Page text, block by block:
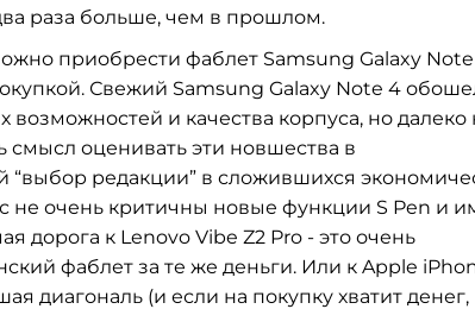
раза больше, чем в прошлом.
приобрести фаблет Samsung Galaxy Note
Свежий Samsung Galaxy Note 4
и качества корпуса, но далеко
смысл оценивать эти новшества в
редакции” в сложившихся
не очень критичны новые функции S Pen и
дорога к Lenovo Vibe Z2 Pro - это очень
фаблет за те же деньги. Или к Apple
диагональ (и если на покупку хватит денег,